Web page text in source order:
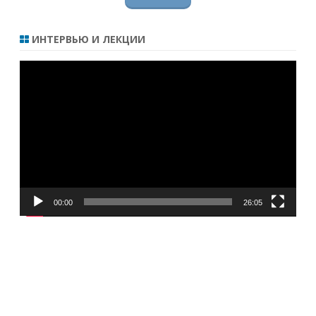
ИНТЕРВЬЮ И ЛЕКЦИИ
Видеоплеер
00:00 26:05